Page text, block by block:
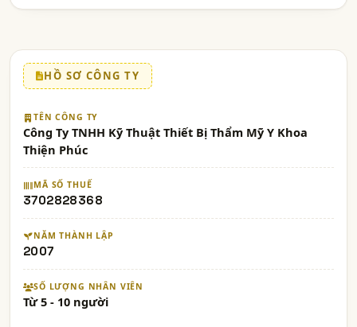
HỒ SƠ CÔNG TY
TÊN CÔNG TY
Công Ty TNHH Kỹ Thuật Thiết Bị Thẩm Mỹ Y Khoa
Thiện Phúc
MÃ SỐ THUẾ
3702828368
NĂM THÀNH LẬP
2007
SỐ LƯỢNG NHÂN VIÊN
Từ 5 - 10 người